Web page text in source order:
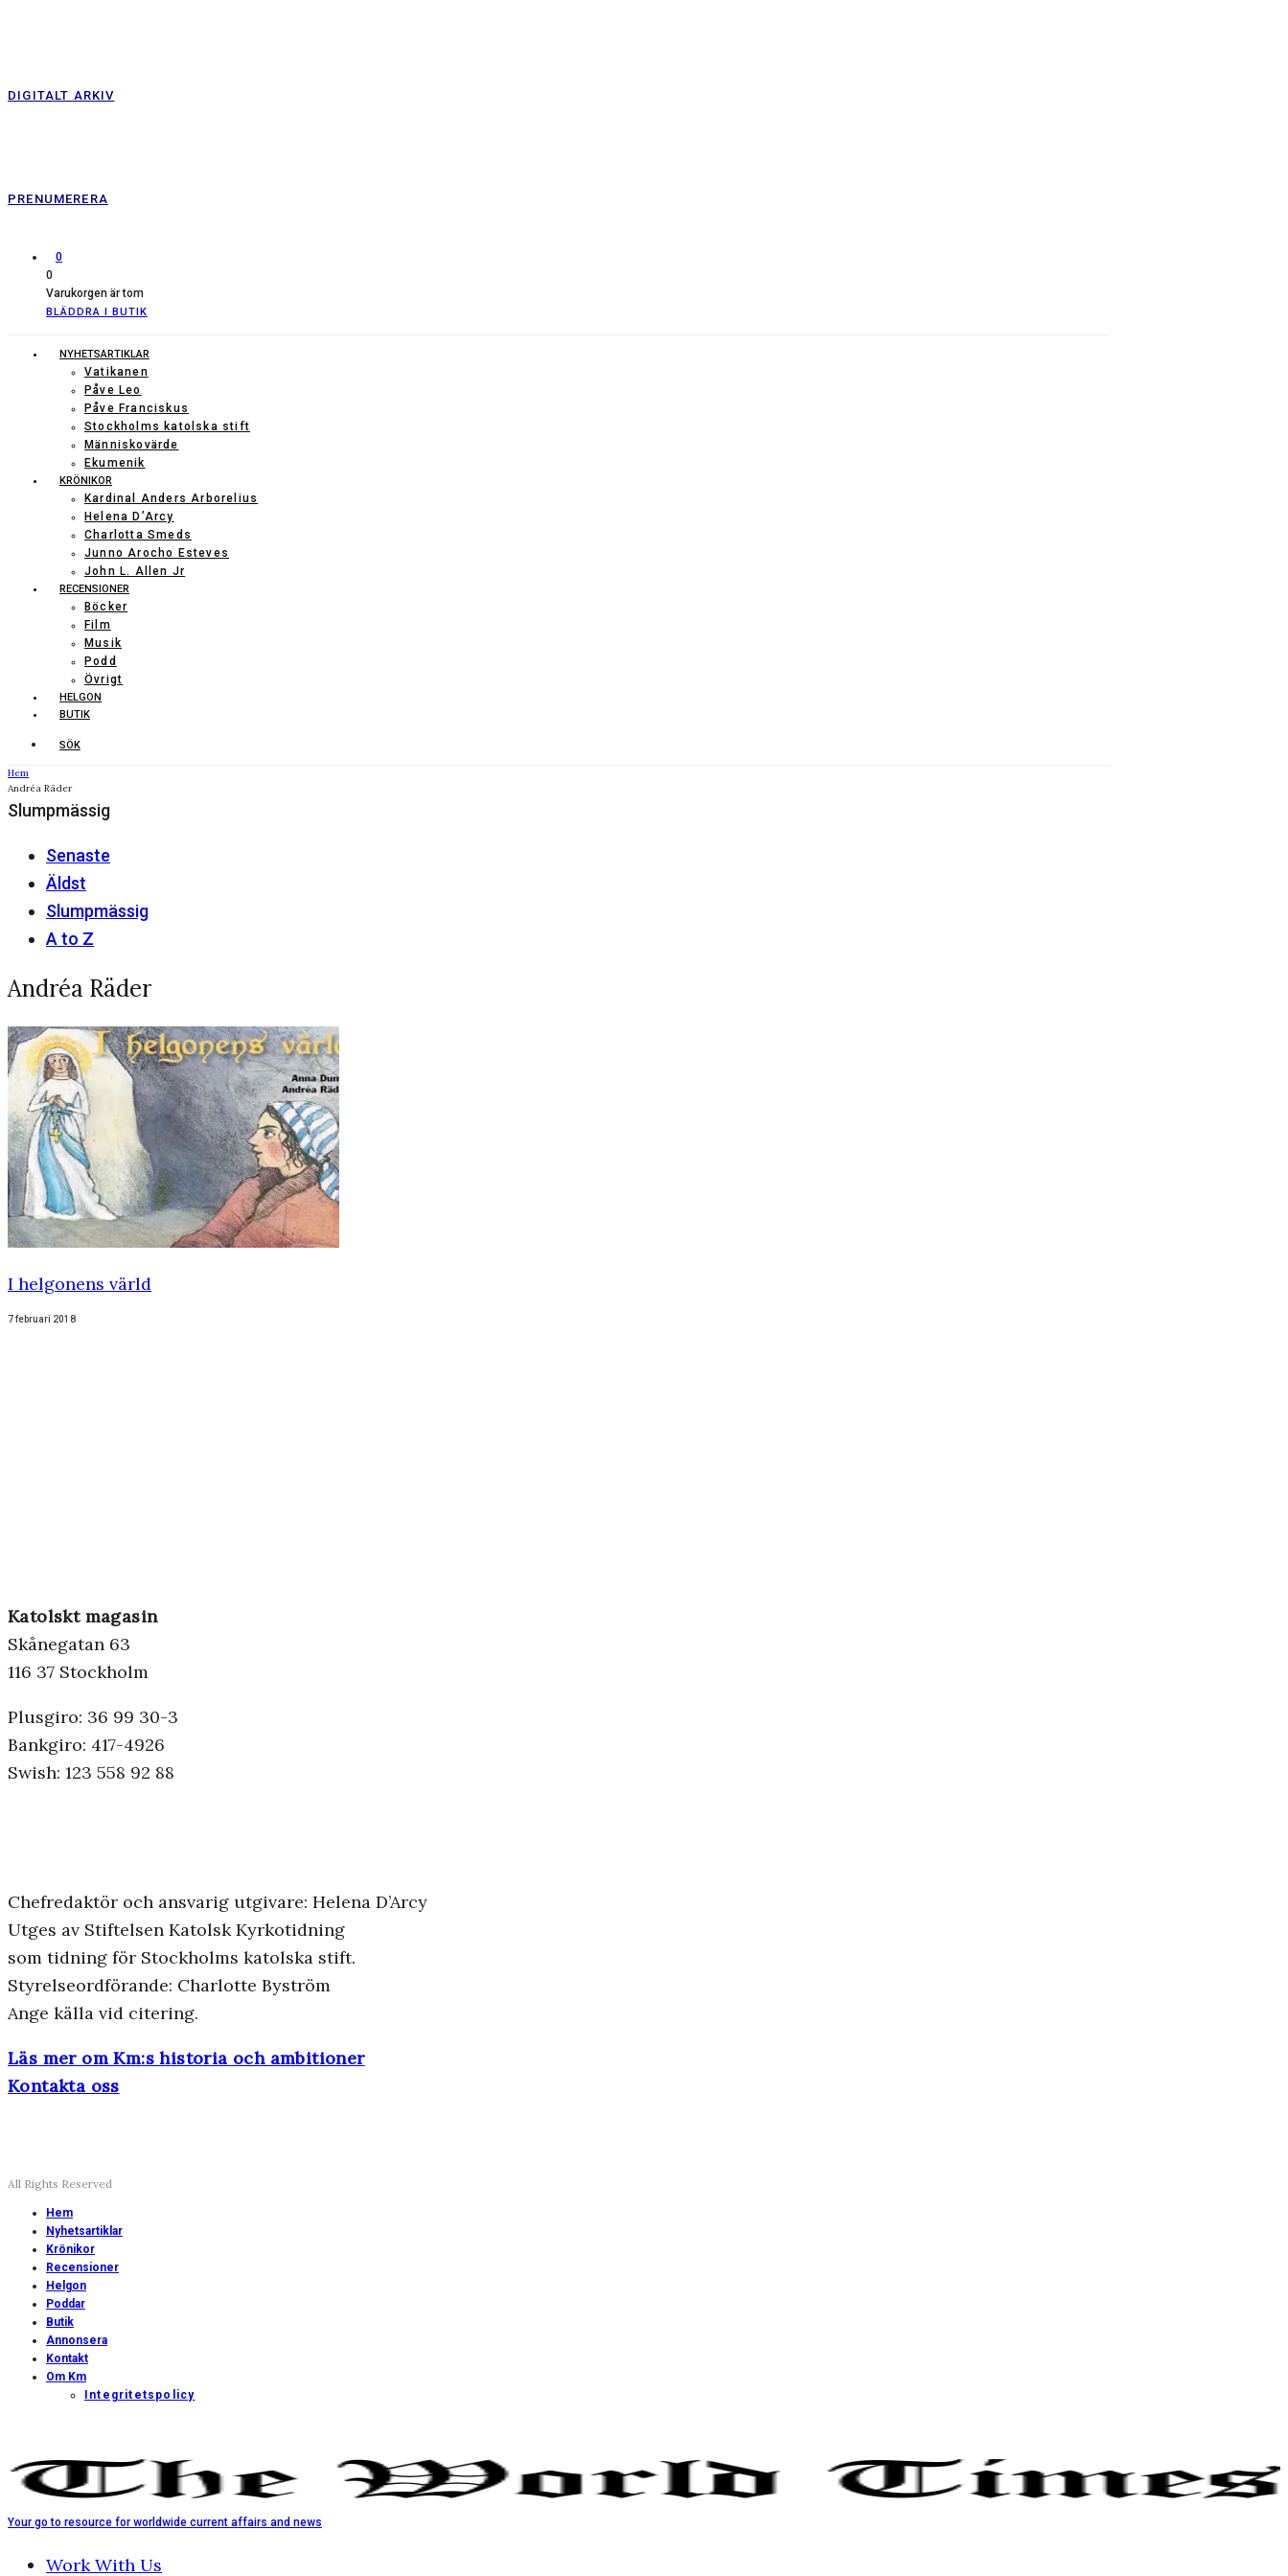
DIGITALT ARKIV
PRENUMERERA
0
0
Varukorgen är tom
BLÄDDRA I BUTIK
NYHETSARTIKLAR
Vatikanen
Påve Leo
Påve Franciskus
Stockholms katolska stift
Människovärde
Ekumenik
KRÖNIKOR
Kardinal Anders Arborelius
Helena D’Arcy
Charlotta Smeds
Junno Arocho Esteves
John L. Allen Jr
RECENSIONER
Böcker
Film
Musik
Podd
Övrigt
HELGON
BUTIK
SÖK
Hem
Andréa Räder
Slumpmässig
Senaste
Äldst
Slumpmässig
A to Z
Andréa Räder
I helgonens värld
7 februari 2018
Katolskt magasin
Skånegatan 63
116 37 Stockholm
Plusgiro: 36 99 30-3
Bankgiro: 417-4926
Swish: 123 558 92 88
Chefredaktör och ansvarig utgivare: Helena D’Arcy
Utges av Stiftelsen Katolsk Kyrkotidning
som tidning för Stockholms katolska stift.
Styrelseordförande: Charlotte Byström
Ange källa vid citering.
Läs mer om Km:s historia och ambitioner
Kontakta oss
All Rights Reserved
Hem
Nyhetsartiklar
Krönikor
Recensioner
Helgon
Poddar
Butik
Annonsera
Kontakt
Om Km
Integritetspolicy
Your go to resource for worldwide current affairs and news
Work With Us